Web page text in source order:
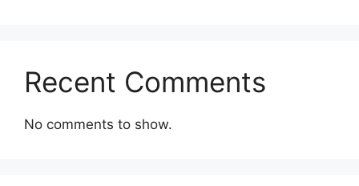
Recent Comments
No comments to show.